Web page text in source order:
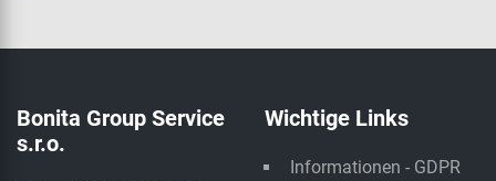
Bonita Group Service
s.r.o.
Wichtige Links
Informationen - GDPR